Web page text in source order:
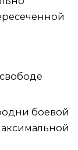
боевой